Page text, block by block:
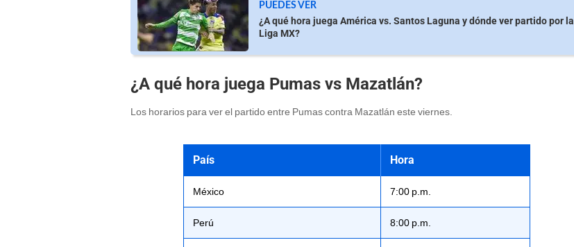
PUEDES VER
¿A qué hora juega América vs. Santos Laguna y dónde ver partido por la
Liga MX?
¿A qué hora juega Pumas vs Mazatlán?
Los horarios para ver el partido entre Pumas contra Mazatlán este viernes.
País Hora
México 7:00 p.m.
Perú 8:00 p.m.